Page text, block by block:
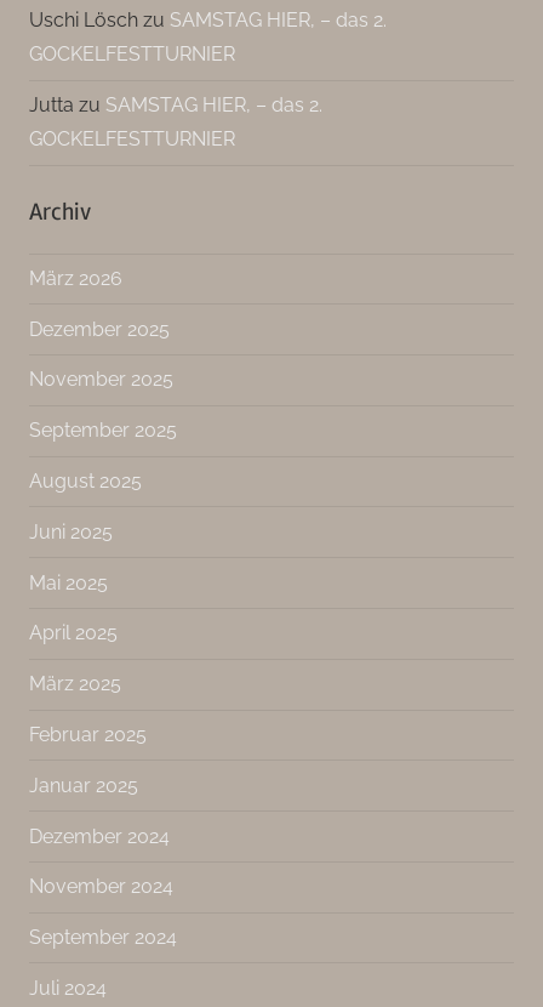
Uschi Lösch zu SAMSTAG HIER, – das 2.
GOCKELFESTTURNIER
Jutta zu SAMSTAG HIER, – das 2.
GOCKELFESTTURNIER
Archiv
März 2026
Dezember 2025
November 2025
September 2025
August 2025
Juni 2025
Mai 2025
April 2025
März 2025
Februar 2025
Januar 2025
Dezember 2024
November 2024
September 2024
Juli 2024